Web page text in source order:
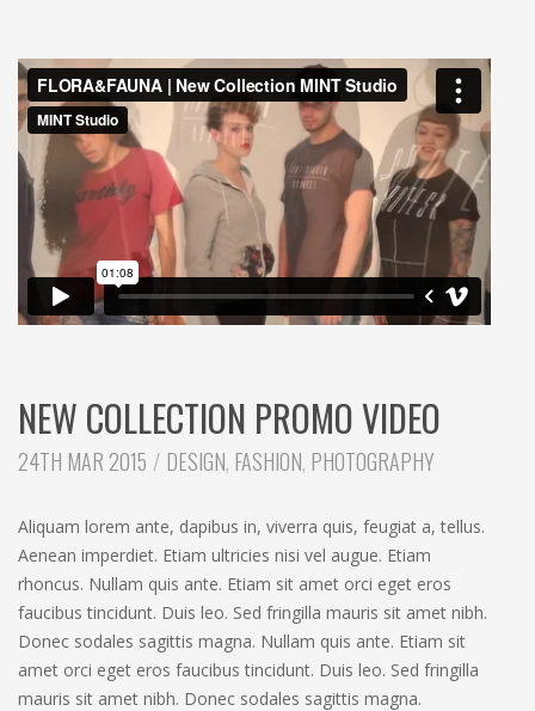
NEW COLLECTION PROMO VIDEO
24TH MAR 2015 CATEGORIES:
DESIGN, FASHION, PHOTOGRAPHY
Aliquam lorem ante, dapibus in, viverra quis, feugiat a, tellus.
Aenean imperdiet. Etiam ultricies nisi vel augue. Etiam
rhoncus. Nullam quis ante. Etiam sit amet orci eget eros
faucibus tincidunt. Duis leo. Sed fringilla mauris sit amet nibh.
Donec sodales sagittis magna. Nullam quis ante. Etiam sit
amet orci eget eros faucibus tincidunt. Duis leo. Sed fringilla
mauris sit amet nibh. Donec sodales sagittis magna.